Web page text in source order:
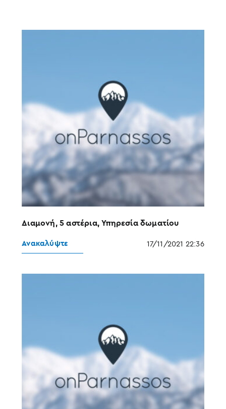
Διαμονή, 5 αστέρια, Υπηρεσία δωματίου
Ανακαλύψτε 17/11/2021 22:36